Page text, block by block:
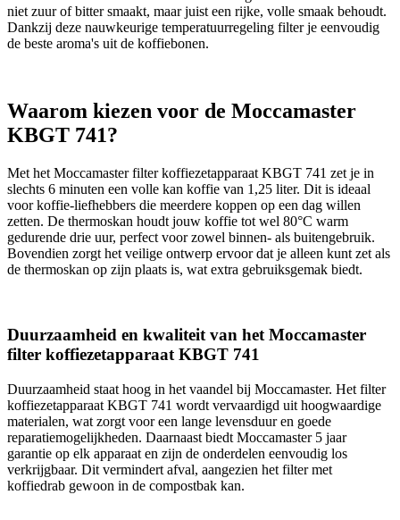
niet zuur of bitter smaakt, maar juist een rijke, volle smaak behoudt.
Dankzij deze nauwkeurige temperatuurregeling filter je eenvoudig
de beste aroma's uit de koffiebonen.
Waarom kiezen voor de Moccamaster
KBGT 741?
Met het Moccamaster filter koffiezetapparaat KBGT 741 zet je in
slechts 6 minuten een volle kan koffie van 1,25 liter. Dit is ideaal
voor koffie-liefhebbers die meerdere koppen op een dag willen
zetten. De thermoskan houdt jouw koffie tot wel 80°C warm
gedurende drie uur, perfect voor zowel binnen- als buitengebruik.
Bovendien zorgt het veilige ontwerp ervoor dat je alleen kunt zet als
de thermoskan op zijn plaats is, wat extra gebruiksgemak biedt.
Duurzaamheid en kwaliteit van het Moccamaster
filter koffiezetapparaat KBGT 741
Duurzaamheid staat hoog in het vaandel bij Moccamaster. Het filter
koffiezetapparaat KBGT 741 wordt vervaardigd uit hoogwaardige
materialen, wat zorgt voor een lange levensduur en goede
reparatiemogelijkheden. Daarnaast biedt Moccamaster 5 jaar
garantie op elk apparaat en zijn de onderdelen eenvoudig los
verkrijgbaar. Dit vermindert afval, aangezien het filter met
koffiedrab gewoon in de compostbak kan.